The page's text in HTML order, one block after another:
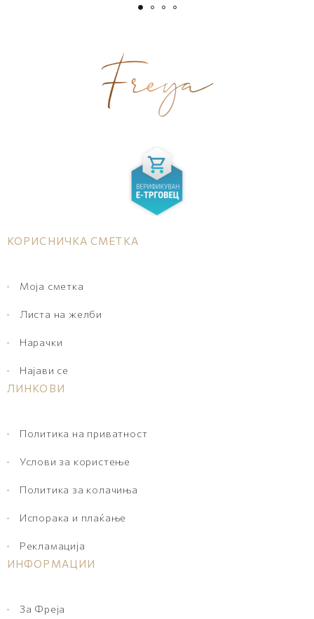
КОРИСНИЧКА СМЕТКА
Моја сметка
Листа на желби
Нарачки
Најави се
ЛИНКОВИ
Политика на приватност
Услови за користење
Политика за колачиња
Испорака и плаќање
Рекламација
ИНФОРМАЦИИ
За Фреја